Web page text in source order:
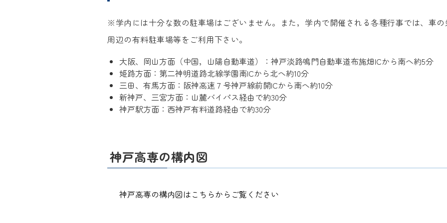
※学内には十分な数の駐車場はございません。また，学内で開催される各種行事では、車の
周辺の有料駐車場等をご利用下さい。
大阪、岡山方面（中国，山陽自動車道）：神戸淡路鳴門自動車道布施畑ICから南へ約5分
姫路方面：第二神明道路北線学園南ICから北へ約10分
三田、有馬方面：阪神高速７号神戸線前開ICから南へ約10分
新神戸、三宮方面：山麓バイパス経由で約30分
神戸駅方面：西神戸有料道路経由で約30分
神戸高専の構内図
神戸高専の構内図はこちらからご覧ください